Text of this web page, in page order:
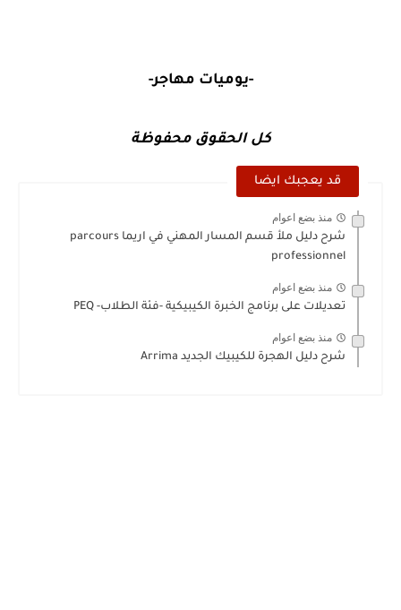
-يوميات مهاجر-
كل الحقوق محفوظة
قد يعجبك ايضا
منذ بضع اعوام
شرح دليل ملأ قسم المسار المهني في اريما parcours
professionnel
منذ بضع اعوام
تعديلات على برنامج الخبرة الكيبيكية -فئة الطلاب- PEQ
منذ بضع اعوام
شرح دليل الهجرة للكيبيك الجديد Arrima